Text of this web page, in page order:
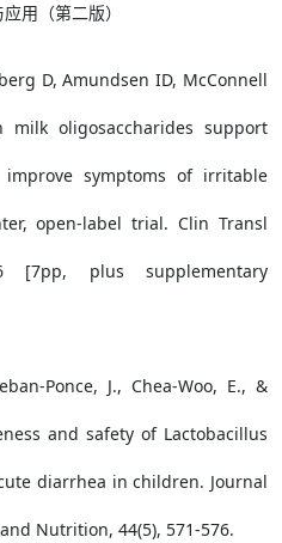
用（第二版）
D, Amundsen ID, McConnell
milk oligosaccharides support
symptoms of irritable
open-label trial. Clin Transl
[7pp, plus supplementary
Ponce, J., Chea-Woo, E., &
and safety of Lactobacillus
diarrhea in children. Journal
Nutrition, 44(5), 571-576.